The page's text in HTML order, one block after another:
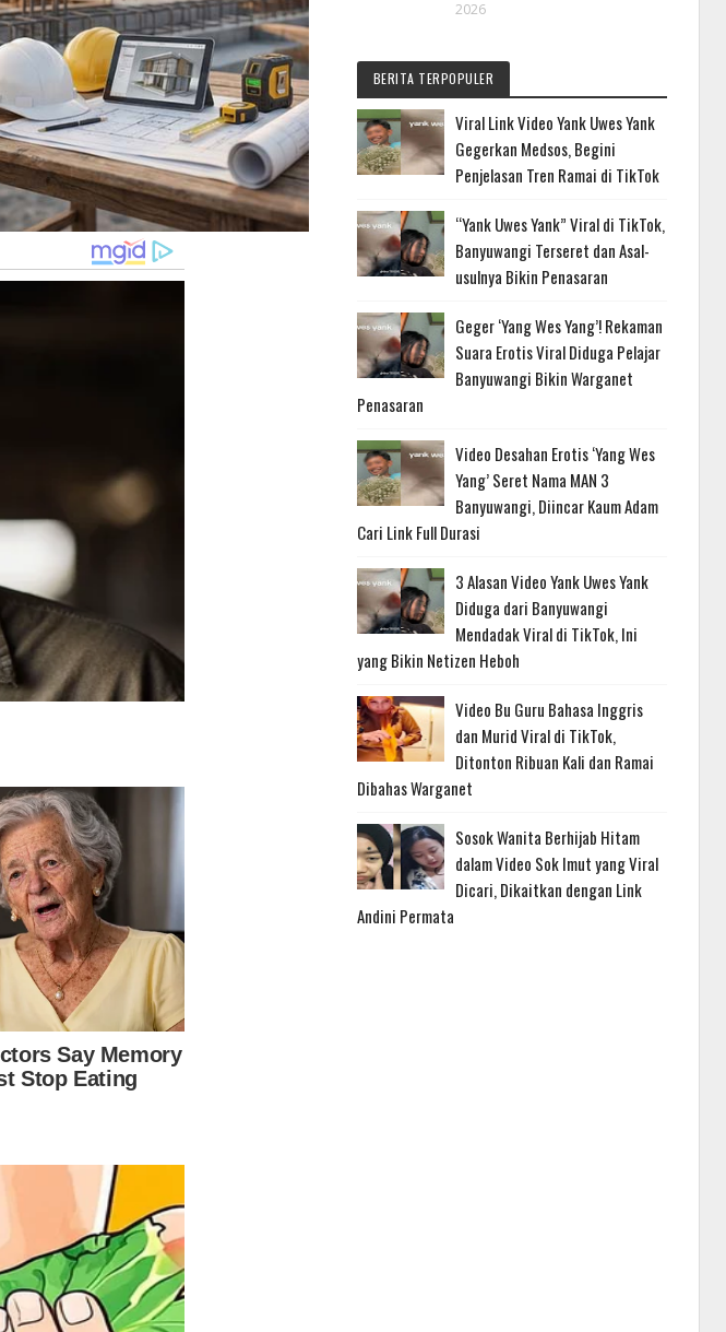
2026
BERITA TERPOPULER
Viral Link Video Yank Uwes Yank
Gegerkan Medsos, Begini
Penjelasan Tren Ramai di TikTok
“Yank Uwes Yank” Viral di TikTok,
Banyuwangi Terseret dan Asal-
usulnya Bikin Penasaran
Geger ‘Yang Wes Yang’! Rekaman
Suara Erotis Viral Diduga Pelajar
Banyuwangi Bikin Warganet
Penasaran
Video Desahan Erotis ‘Yang Wes
Yang’ Seret Nama MAN 3
Banyuwangi, Diincar Kaum Adam
Cari Link Full Durasi
3 Alasan Video Yank Uwes Yank
Diduga dari Banyuwangi
Mendadak Viral di TikTok, Ini
yang Bikin Netizen Heboh
Video Bu Guru Bahasa Inggris
dan Murid Viral di TikTok,
Ditonton Ribuan Kali dan Ramai
Dibahas Warganet
Sosok Wanita Berhijab Hitam
dalam Video Sok Imut yang Viral
Dicari, Dikaitkan dengan Link
Andini Permata